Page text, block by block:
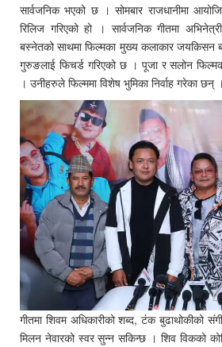
सार्वजनिक भएको छ । सोमबार राजधानीमा
रिलिज गरिएको हो । सार्वजनिक गीतमा
बस्नेतको साथमा फिल्मका मुख्य कलाकार जयकिसन
गुरुङलाई फिचर्ड गरिएको छ । पूजा र सलोन
। उनीहरुले फिल्ममा विशेष भुमिका निर्वाह गरेका छन् ।
गीतमा शिवम अधिकारीको शब्द, टंक बुढाथोकीको
मिलन नेवारको स्वर सुन्न सकिन्छ । शिव विकको